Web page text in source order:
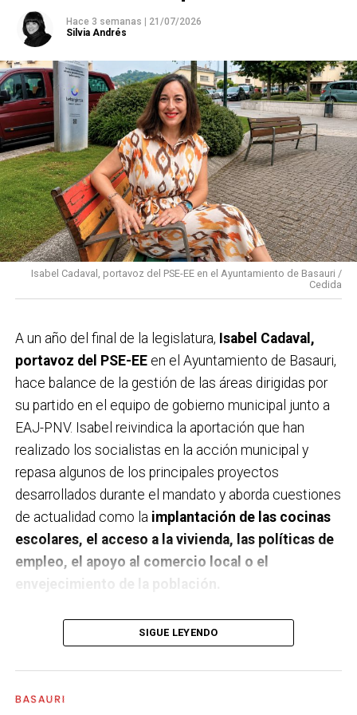
Hace 3 semanas
21/07/2026
Silvia Andrés
Isabel Cadaval, portavoz del PSE-EE en el Ayuntamiento de Basauri /
Cedida
A un año del final de la legislatura, Isabel Cadaval,
portavoz del PSE-EEen el Ayuntamiento de Basauri,
hace balance de la gestión de las áreas dirigidas por
su partido en el equipo de gobierno municipal junto a
EAJ-PNV. Isabel reivindica la aportación que han
realizado los socialistas en la acción municipal y
repasa algunos de los principales proyectos
desarrollados durante el mandato y aborda cuestiones
de actualidad como la implantación de las cocinas
escolares, el acceso a la vivienda, las políticas de
empleo, el apoyo al comercio local o el
envejecimiento de la población.
A un año de acabar la legislatura, ¿qué balance
haces de la gestión del PSE en tus áreas dentro
del equipo de gobierno y qué proyectos
SIGUE LEYENDO
BASAURI